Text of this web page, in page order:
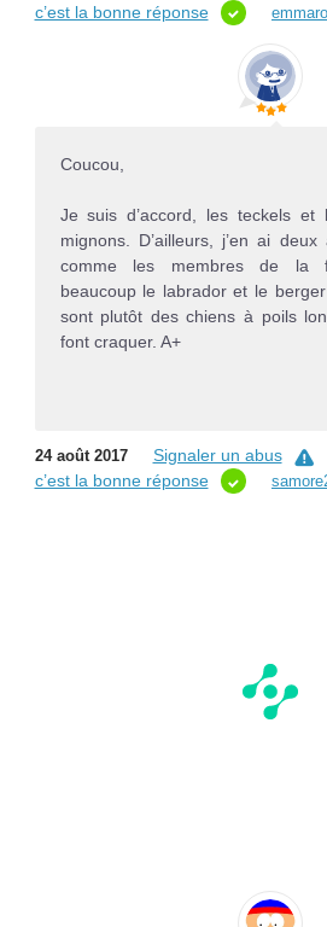
c’est la bonne réponse
Coucou,
Je suis d’accord, les teckels
mignons. D’ailleurs, j’en ai
comme les membres de la
beaucoup le labrador et le
sont plutôt des chiens à poils
font craquer. A+
24 août 2017
Signaler un abus
c’est la bonne réponse